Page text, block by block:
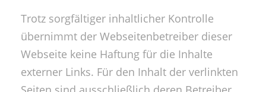
Trotz sorgfältiger inhaltlicher Kontrolle
übernimmt der Webseitenbetreiber dieser
Webseite keine Haftung für die Inhalte
externer Links. Für den Inhalt der verlinkten